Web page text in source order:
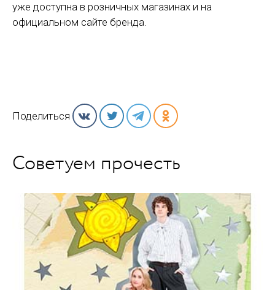
уже доступна в розничных магазинах и на
официальном сайте бренда.
Поделиться
Советуем прочесть